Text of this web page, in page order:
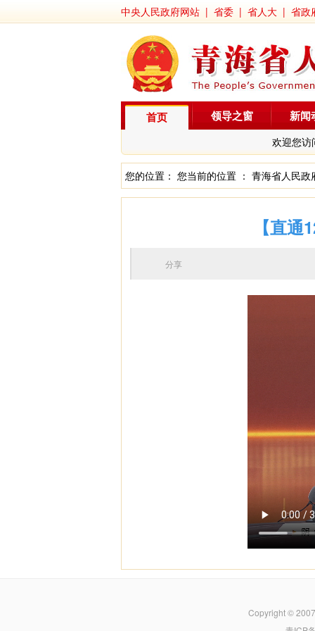
中央人民政府网站 | 省委 | 省人大 | 省政
首页
欢迎您访
领导之窗 新闻
您的位置： 您当前的位置 ： 青海省人民政
【直
分享
Copyright ©